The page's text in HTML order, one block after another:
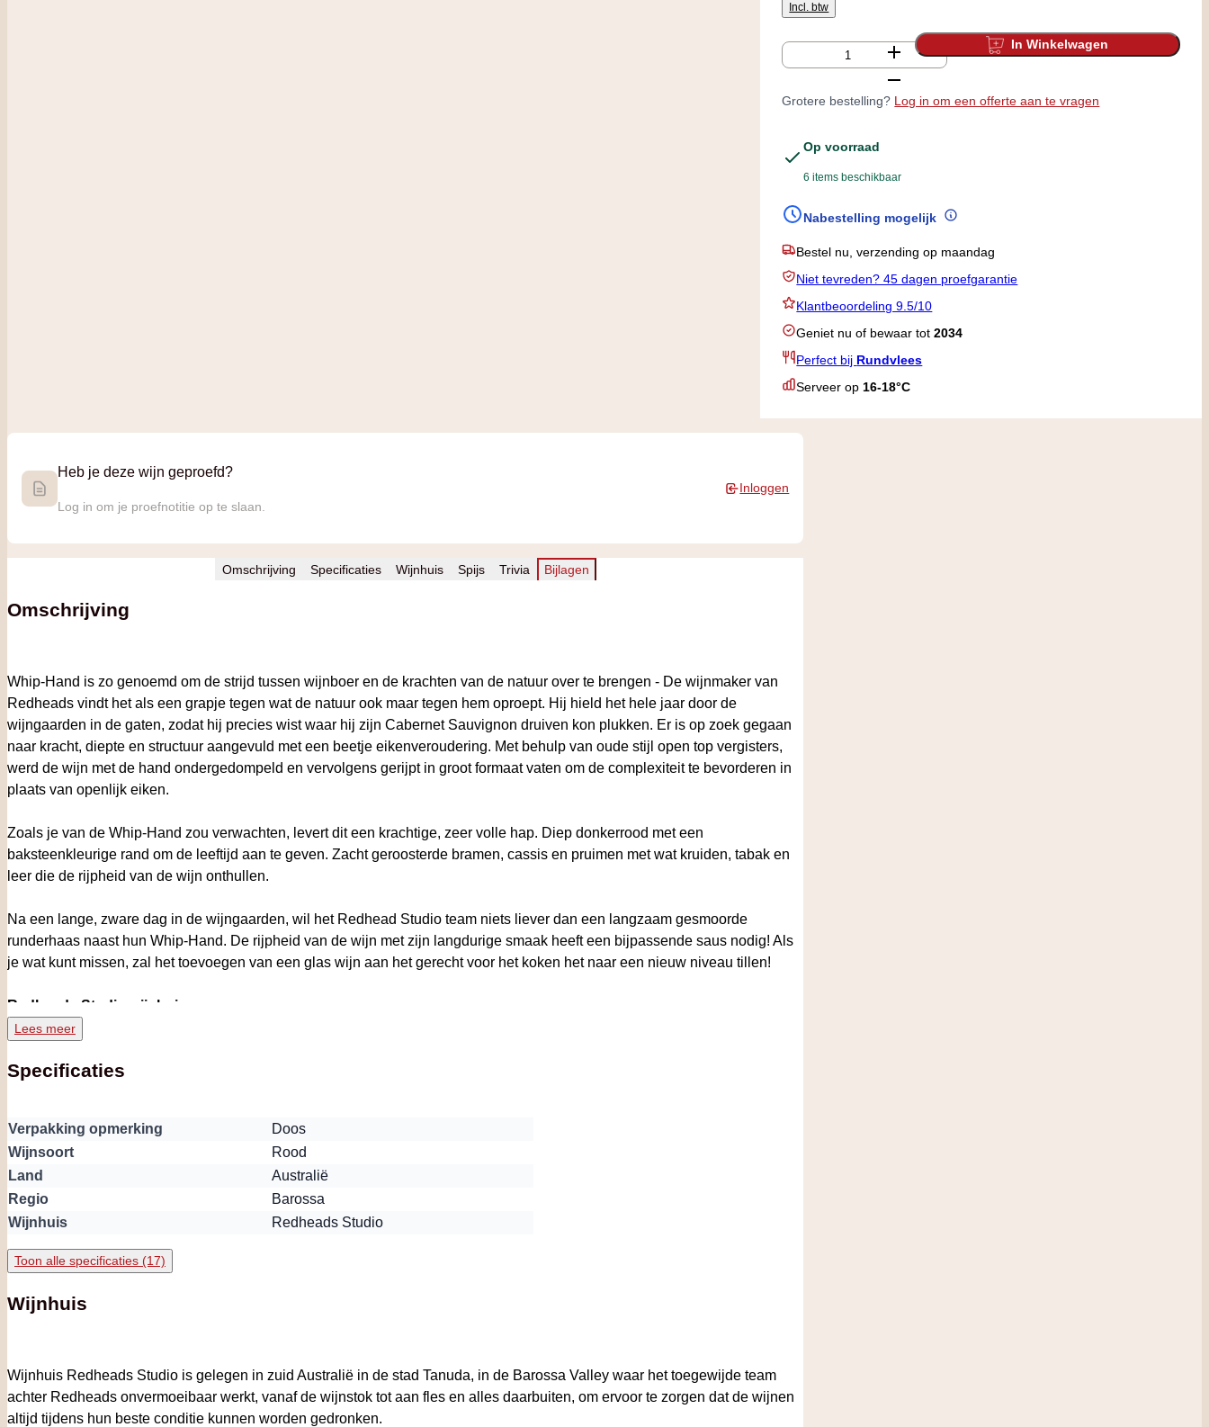
Incl. btw
Aantal In Winkelwagen
Grotere bestelling? Log in om een offerte aan te vragen
Op voorraad
6 items beschikbaar
Nabestelling mogelijk
Bestel nu, verzending op maandag
Niet tevreden? 45 dagen proefgarantie
Klantbeoordeling 9.5/10
Geniet nu of bewaar tot2034
Perfect bij Rundvlees
Serveer op 16-18°C
Heb je deze wijn geproefd?
Log in om je proefnotitie op te slaan.
Inloggen
Omschrijving Specificaties Wijnhuis Spijs Trivia Bijlagen
Omschrijving
Whip-Hand is zo genoemd om de strijd tussen wijnboer en de krachten van de natuur over te brengen - De wijnmaker van
Redheads vindt het als een grapje tegen wat de natuur ook maar tegen hem oproept. Hij hield het hele jaar door de
wijngaarden in de gaten, zodat hij precies wist waar hij zijn Cabernet Sauvignon druiven kon plukken. Er is op zoek gegaan
naar kracht, diepte en structuur aangevuld met een beetje eikenveroudering. Met behulp van oude stijl open top vergisters,
werd de wijn met de hand ondergedompeld en vervolgens gerijpt in groot formaat vaten om de complexiteit te bevorderen in
plaats van openlijk eiken.
Zoals je van de Whip-Hand zou verwachten, levert dit een krachtige, zeer volle hap. Diep donkerrood met een
baksteenkleurige rand om de leeftijd aan te geven. Zacht geroosterde bramen, cassis en pruimen met wat kruiden, tabak en
leer die de rijpheid van de wijn onthullen.
Na een lange, zware dag in de wijngaarden, wil het Redhead Studio team niets liever dan een langzaam gesmoorde
runderhaas naast hun Whip-Hand. De rijpheid van de wijn met zijn langdurige smaak heeft een bijpassende saus nodig! Als
je wat kunt missen, zal het toevoegen van een glas wijn aan het gerecht voor het koken het naar een nieuw niveau tillen!
Redheads Studio wijnhuis
achter Redheads onvermoeibaar werkt, vanaf de wijnstok tot aan fles en alles daarbuiten, om ervoor te zorgen dat de wijnen
streek. Redheads Wines zegt over zichzelf: “A free-spirited, movement liberating the best grapes from the premium labels to
make wines with soul, character and personality”.
Lees meer
Specificaties
Verpakking opmerking
Doos
Wijnsoort
Rood
Land
Australië
Regio
Barossa
Wijnhuis
Redheads Studio
Toon alle specificaties (17)
Wijnhuis
Wijnhuis Redheads Studio is gelegen in zuid Australië in de stad Tanuda, in de Barossa Valley waar het toegewijde team
achter Redheads onvermoeibaar werkt, vanaf de wijnstok tot aan fles en alles daarbuiten, om ervoor te zorgen dat de wijnen
altijd tijdens hun beste conditie kunnen worden gedronken.